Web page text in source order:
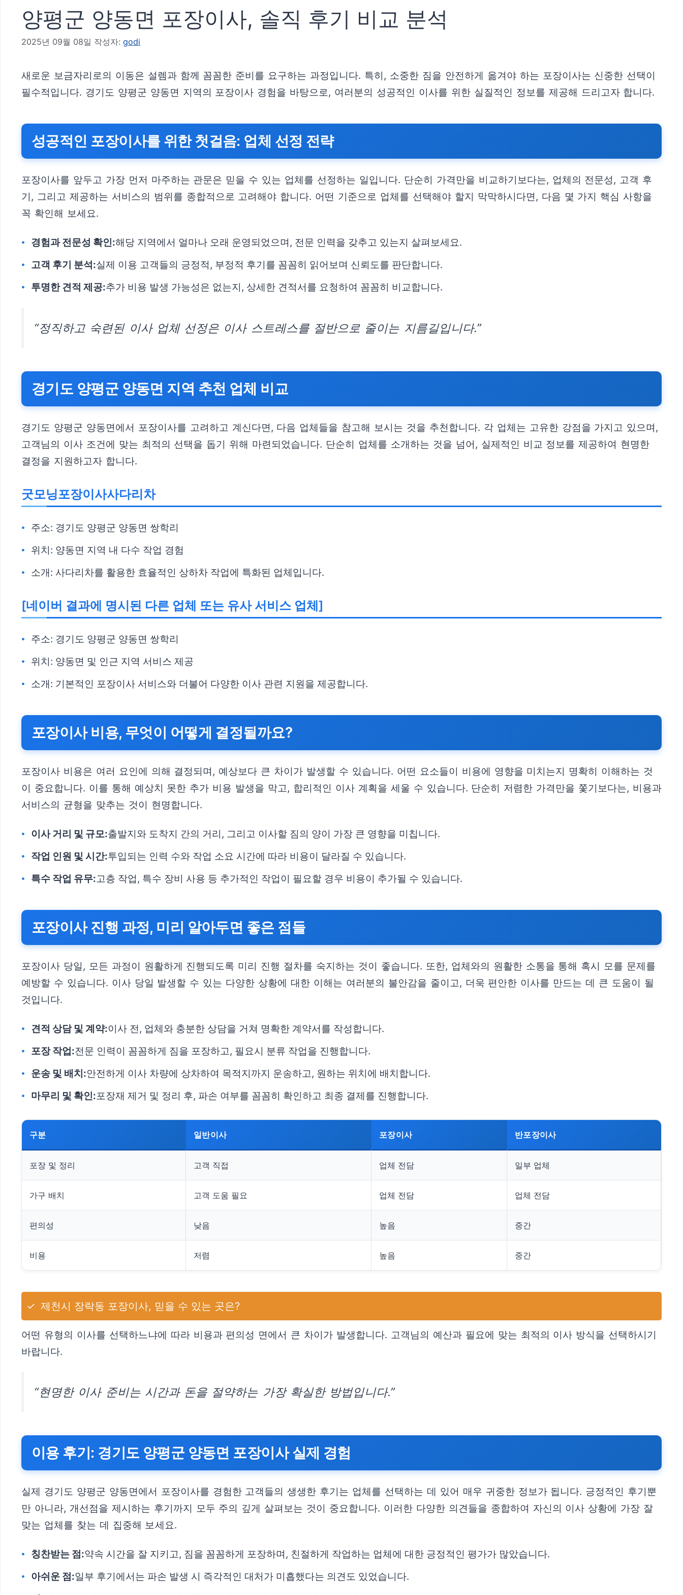
양평군 양동면 포장이사, 솔직 후기 비교 분석
2025년 09월 08일 작성자: godi
새로운 보금자리로의 이동은 설렘과 함께 꼼꼼한 준비를 요구하는 과정입니다. 특히, 소중한 짐을 안전하게 옮겨야 하는 포장이사는 신중한 선택이
필수적입니다. 경기도 양평군 양동면 지역의 포장이사 경험을 바탕으로, 여러분의 성공적인 이사를 위한 실질적인 정보를 제공해 드리고자 합니다.
성공적인 포장이사를 위한 첫걸음: 업체 선정 전략
포장이사를 앞두고 가장 먼저 마주하는 관문은 믿을 수 있는 업체를 선정하는 일입니다. 단순히 가격만을 비교하기보다는, 업체의 전문성, 고객 후
기, 그리고 제공하는 서비스의 범위를 종합적으로 고려해야 합니다. 어떤 기준으로 업체를 선택해야 할지 막막하시다면, 다음 몇 가지 핵심 사항을
꼭 확인해 보세요.
경험과 전문성 확인:해당 지역에서 얼마나 오래 운영되었으며, 전문 인력을 갖추고 있는지 살펴보세요.
고객 후기 분석:실제 이용 고객들의 긍정적, 부정적 후기를 꼼꼼히 읽어보며 신뢰도를 판단합니다.
투명한 견적 제공:추가 비용 발생 가능성은 없는지, 상세한 견적서를 요청하여 꼼꼼히 비교합니다.
“정직하고 숙련된 이사 업체 선정은 이사 스트레스를 절반으로 줄이는 지름길입니다.”
경기도 양평군 양동면 지역 추천 업체 비교
경기도 양평군 양동면에서 포장이사를 고려하고 계신다면, 다음 업체들을 참고해 보시는 것을 추천합니다. 각 업체는 고유한 강점을 가지고 있으며,
고객님의 이사 조건에 맞는 최적의 선택을 돕기 위해 마련되었습니다. 단순히 업체를 소개하는 것을 넘어, 실제적인 비교 정보를 제공하여 현명한
결정을 지원하고자 합니다.
굿모닝포장이사사다리차
주소: 경기도 양평군 양동면 쌍학리
위치: 양동면 지역 내 다수 작업 경험
소개: 사다리차를 활용한 효율적인 상하차 작업에 특화된 업체입니다.
[네이버 결과에 명시된 다른 업체 또는 유사 서비스 업체]
주소: 경기도 양평군 양동면 쌍학리
위치: 양동면 및 인근 지역 서비스 제공
소개: 기본적인 포장이사 서비스와 더불어 다양한 이사 관련 지원을 제공합니다.
포장이사 비용, 무엇이 어떻게 결정될까요?
포장이사 비용은 여러 요인에 의해 결정되며, 예상보다 큰 차이가 발생할 수 있습니다. 어떤 요소들이 비용에 영향을 미치는지 명확히 이해하는 것
이 중요합니다. 이를 통해 예상치 못한 추가 비용 발생을 막고, 합리적인 이사 계획을 세울 수 있습니다. 단순히 저렴한 가격만을 쫓기보다는, 비용과
서비스의 균형을 맞추는 것이 현명합니다.
이사 거리 및 규모:출발지와 도착지 간의 거리, 그리고 이사할 짐의 양이 가장 큰 영향을 미칩니다.
작업 인원 및 시간:투입되는 인력 수와 작업 소요 시간에 따라 비용이 달라질 수 있습니다.
특수 작업 유무:고층 작업, 특수 장비 사용 등 추가적인 작업이 필요할 경우 비용이 추가될 수 있습니다.
포장이사 진행 과정, 미리 알아두면 좋은 점들
포장이사 당일, 모든 과정이 원활하게 진행되도록 미리 진행 절차를 숙지하는 것이 좋습니다. 또한, 업체와의 원활한 소통을 통해 혹시 모를 문제를
예방할 수 있습니다. 이사 당일 발생할 수 있는 다양한 상황에 대한 이해는 여러분의 불안감을 줄이고, 더욱 편안한 이사를 만드는 데 큰 도움이 될
것입니다.
견적 상담 및 계약:이사 전, 업체와 충분한 상담을 거쳐 명확한 계약서를 작성합니다.
포장 작업:전문 인력이 꼼꼼하게 짐을 포장하고, 필요시 분류 작업을 진행합니다.
운송 및 배치:안전하게 이사 차량에 상차하여 목적지까지 운송하고, 원하는 위치에 배치합니다.
마무리 및 확인:포장재 제거 및 정리 후, 파손 여부를 꼼꼼히 확인하고 최종 결제를 진행합니다.
구분 일반이사 포장이사 반포장이사
포장 및 정리 고객 직접 업체 전담 일부 업체
가구 배치 고객 도움 필요 업체 전담 업체 전담
편의성 낮음 높음 중간
비용 저렴 높음 중간
✓ 제천시 장락동 포장이사, 믿을 수 있는 곳은?
어떤 유형의 이사를 선택하느냐에 따라 비용과 편의성 면에서 큰 차이가 발생합니다. 고객님의 예산과 필요에 맞는 최적의 이사 방식을 선택하시기
바랍니다.
“현명한 이사 준비는 시간과 돈을 절약하는 가장 확실한 방법입니다.”
이용 후기: 경기도 양평군 양동면 포장이사 실제 경험
실제 경기도 양평군 양동면에서 포장이사를 경험한 고객들의 생생한 후기는 업체를 선택하는 데 있어 매우 귀중한 정보가 됩니다. 긍정적인 후기뿐
만 아니라, 개선점을 제시하는 후기까지 모두 주의 깊게 살펴보는 것이 중요합니다. 이러한 다양한 의견들을 종합하여 자신의 이사 상황에 가장 잘
맞는 업체를 찾는 데 집중해 보세요.
칭찬받는 점:약속 시간을 잘 지키고, 짐을 꼼꼼하게 포장하며, 친절하게 작업하는 업체에 대한 긍정적인 평가가 많았습니다.
아쉬운 점:일부 후기에서는 파손 발생 시 즉각적인 대처가 미흡했다는 의견도 있었습니다.